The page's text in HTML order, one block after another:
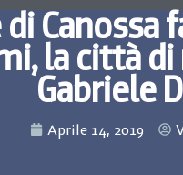
Canossa
la città
Gabriele
Aprile 14, 2019